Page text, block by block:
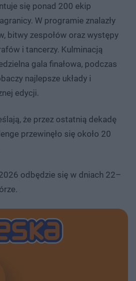
się ponad 200 ekip
W programie znalazły
bitwy zespołów oraz występy
i tancerzy. Kulminacją
gala finałowa, podczas
najlepsze układy i
edycji.
że przez ostatnią dekadę
przewinęło się około 20
odbędzie się w dniach 22–